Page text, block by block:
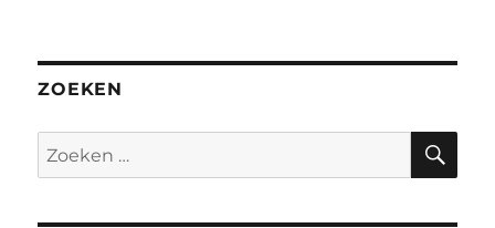
ZOEKEN
Zoeken
naar: